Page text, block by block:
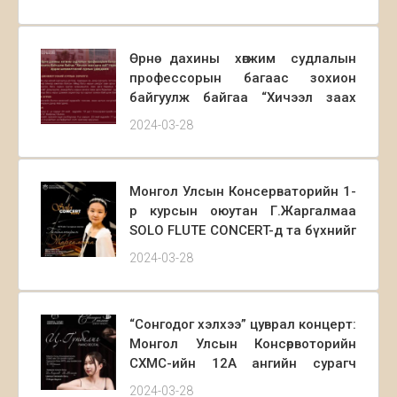
тодрууллаа. Энэхүү уралдаан нь
тэнхимийн зөвлөх багш,хүндэт
профессор Д.Нарантунгалаг
багшийн санаачлагаар 2016 онд
эхэлж байсан бол энэ онд 6 дахь
юм.
Өрнө дахины хөгжим судлалын
профессорын багаас зохион
байгуулж байгаа “Хичээл заах
арга зүй” сэдэвт эрдэм
2024-03-28
Монгол Улсын Консерваторийн 1-
р курсын оюутан Г.Жаргалмаа
SOLO FLUTE CONCERT-д та бүхнийг
урьж байна. 2024/03/29 18:00
консерваторийн “Б” танхимд
2024-03-28
“Сонгодог хэлхээ” цуврал концерт:
Монгол Улсын Консөрвоторийн
СХМС-ийн 12А ангийн сурагч
Ц.Гүнбилиг PIANO RECITAIL.
2024-03-28